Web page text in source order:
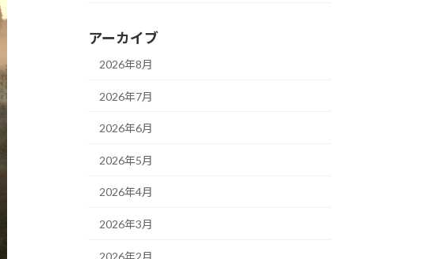
アーカイブ
2026年8月
2026年7月
2026年6月
2026年5月
2026年4月
2026年3月
2026年2月